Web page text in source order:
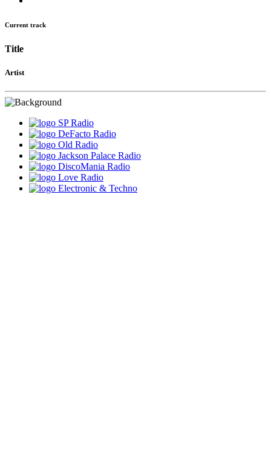
Current track
Title
Artist
SP Radio
DeFacto Radio
Old Radio
Jackson Palace Radio
DiscoMania Radio
Love Radio
Electronic & Techno